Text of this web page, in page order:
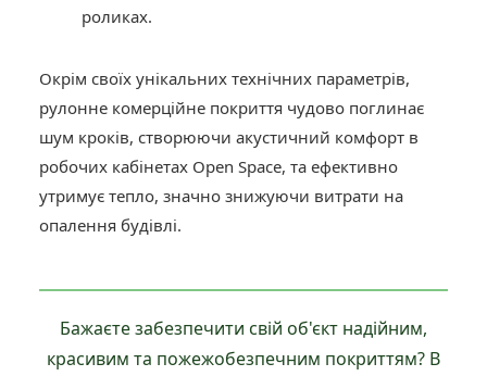
роликах.
Окрім своїх унікальних технічних параметрів,
рулонне комерційне покриття чудово поглинає
шум кроків, створюючи акустичний комфорт в
робочих кабінетах Open Space, та ефективно
утримує тепло, значно знижуючи витрати на
опалення будівлі.
Бажаєте забезпечити свій об'єкт надійним,
красивим та пожежобезпечним покриттям? В